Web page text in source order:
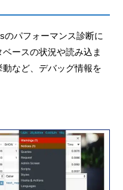
のパフォーマンス診断に
ースの状況や読み込ま
など、デバッグ情報を